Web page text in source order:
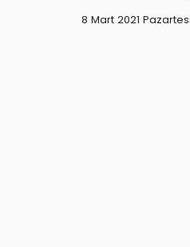
8 Mart 2021